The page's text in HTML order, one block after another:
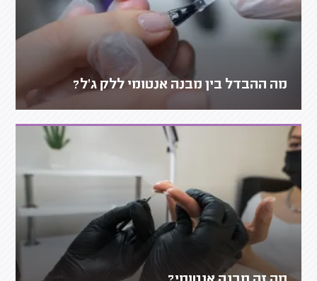
מה ההבדל בין מבנה אנטומי ללק ג'ל?